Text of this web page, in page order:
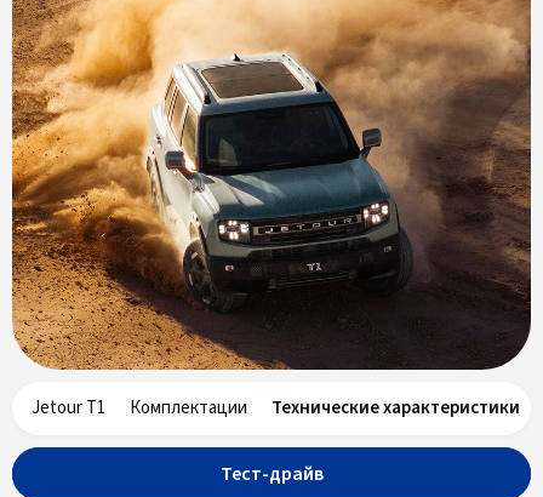
Jetour T1 Комплектации Технические характеристики
Тест-драйв